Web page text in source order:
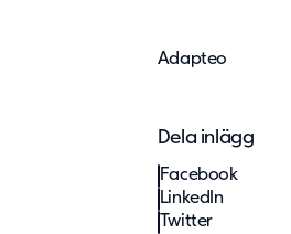
Adapteo
Dela inlägg
Facebook
LinkedIn
Twitter